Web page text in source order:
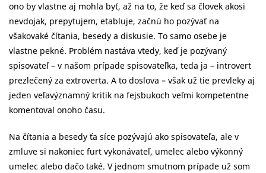
ono by vlastne aj mohla byť, až na to, že keď sa človek akosi
nevdojak, prepytujem, etabluje, začnú ho pozývať na
všakovaké čítania, besedy a diskusie. To samo osebe je
vlastne pekné. Problém nastáva vtedy, keď je pozývaný
spisovateľ – v našom prípade spisovateľka, teda ja – introvert
prezlečený za extroverta. A to doslova – však už tie prevleky aj
jeden veľavýznamný kritik na fejsbukoch veľmi kompetentne
komentoval onoho času.
Na čítania a besedy ťa síce pozývajú ako spisovateľa, ale v
zmluve si nakoniec furt vykonávateľ, umelec alebo výkonný
umelec alebo dačo také. V jednom smutnom prípade už som